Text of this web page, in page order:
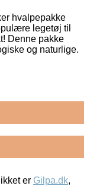
hvalpepakke
legetøj til
Denne pakke
og naturlige.
er Gilpa.dk,